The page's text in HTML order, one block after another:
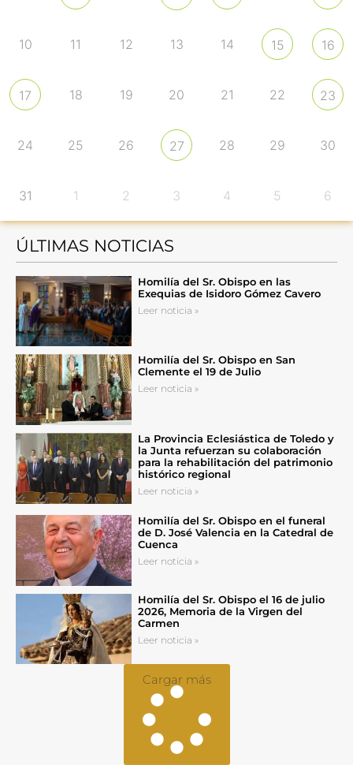
10 11 12 13 14 15 16
17 18 19 20 21 22 23
24 25 26 27 28 29 30
31 1 2 3 4 5 6
ÚLTIMAS NOTICIAS
Homilía del Sr. Obispo en las
Exequias de Isidoro Gómez Cavero
Leer noticia »
Homilía del Sr. Obispo en San
Clemente el 19 de Julio
Leer noticia »
La Provincia Eclesiástica de Toledo y
la Junta refuerzan su colaboración
para la rehabilitación del patrimonio
histórico regional
Leer noticia »
Homilía del Sr. Obispo en el funeral
de D. José Valencia en la Catedral de
Cuenca
Leer noticia »
Homilía del Sr. Obispo el 16 de julio
2026, Memoria de la Virgen del
Carmen
Leer noticia »
Cargar más